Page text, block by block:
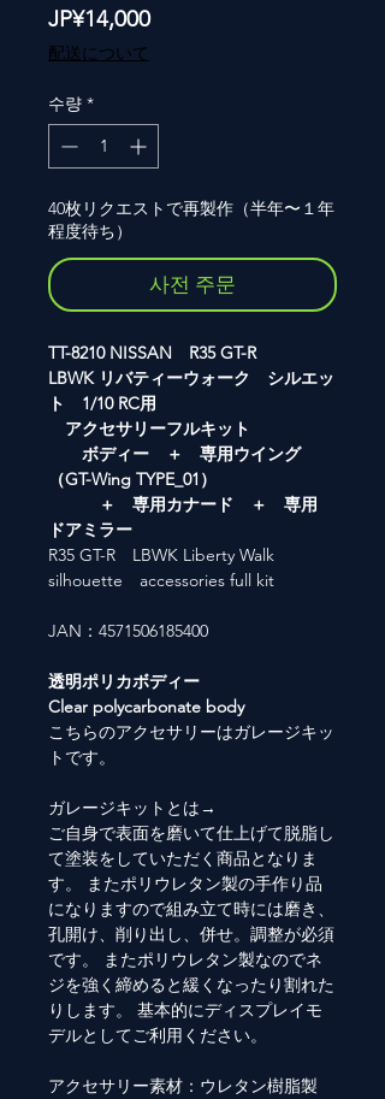
JP¥14,000가
配送について
수량 *
40枚リクエストで再製作（半年〜１年
程度待ち）
사전 주문
TT-8210 NISSAN R35 GT-R
LBWK リバティーウォーク シルエッ
ト 1/10 RC用
アクセサリーフルキット
ボディー ＋ 専用ウイング
（GT-Wing TYPE_01）
＋ 専用カナード ＋ 専用
ドアミラー
R35 GT-R LBWK Liberty Walk
silhouette accessories full kit
JAN：4571506185400
透明ポリカボディー
Clear polycarbonate body
こちらのアクセサリーはガレージキッ
トです。
ガレージキットとは→
ご自身で表面を磨いて仕上げて脱脂し
て塗装をしていただく商品となりま
す。 またポリウレタン製の手作り品
になりますので組み立て時には磨き、
孔開け、削り出し、併せ。調整が必須
です。 またポリウレタン製なのでネ
ジを強く締めると緩くなったり割れた
りします。 基本的にディスプレイモ
デルとしてご利用ください。
アクセサリー素材：ウレタン樹脂製